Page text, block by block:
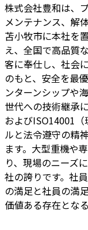
株式会社豊和は、
メンテナンス、解
苫小牧市に本社を
え、全国で高品質
客に奉仕し、社会
のもと、安全を最
ンターンシップや
世代への技術継承
およびISO14001
ルと法令遵守の精
ます。大型重機や
り、現場のニーズ
社の誇りです。社
の満足と社員の満
価値ある存在とな